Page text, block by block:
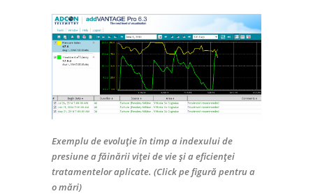
Exemplu de evoluție în timp a indexului de
presiune a făinării viței de vie și a eficienței
tratamentelor aplicate. (Click pe figură pentru a
o mări)